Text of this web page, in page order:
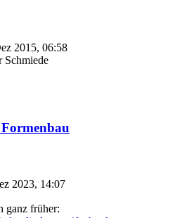
2015, 06:58
Schmiede
2023, 14:07
ganz früher: